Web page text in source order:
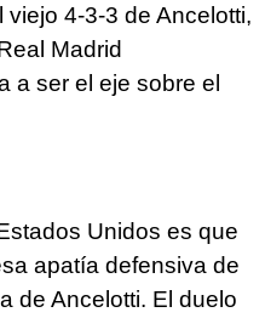
4-3-3 de Ancelotti,
Madrid
a ser el eje sobre el
Unidos es que
apatía defensiva de
de Ancelotti. El duelo